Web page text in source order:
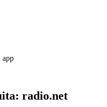
app
radio.net